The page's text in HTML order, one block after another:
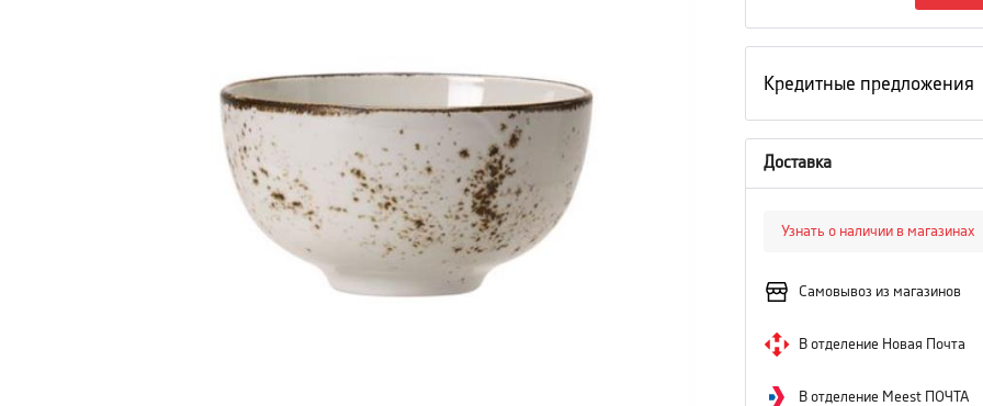
Кредитные предложения
Доставка
Узнать о наличии в магазинах
Самовывоз из магазинов
В отделение Новая Почта
В отделение Meest ПОЧТА